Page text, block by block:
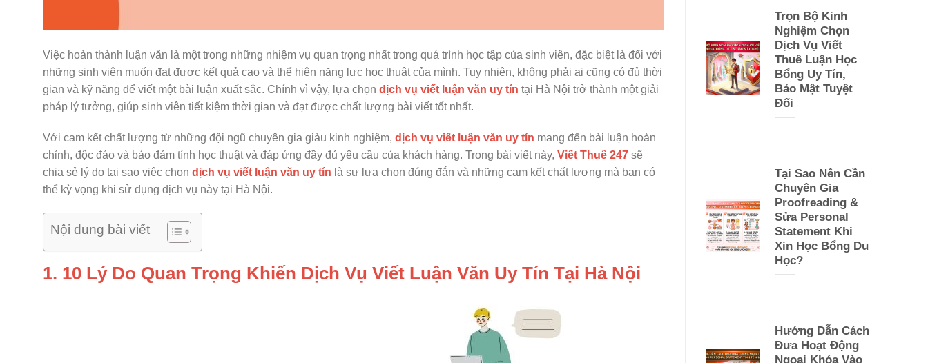
Việc hoàn thành luận văn là một trong những nhiệm vụ quan trọng nhất trong quá trình học tập của sinh viên, đặc biệt là đối với
những sinh viên muốn đạt được kết quả cao và thể hiện năng lực học thuật của mình. Tuy nhiên, không phải ai cũng có đủ thời
gian và kỹ năng để viết một bài luận xuất sắc. Chính vì vậy, lựa chọn dịch vụ viết luận văn uy tín tại Hà Nội trở thành một giải
pháp lý tưởng, giúp sinh viên tiết kiệm thời gian và đạt được chất lượng bài viết tốt nhất.
Với cam kết chất lượng từ những đội ngũ chuyên gia giàu kinh nghiệm, dịch vụ viết luận văn uy tín mang đến bài luận hoàn
chỉnh, độc đáo và bảo đảm tính học thuật và đáp ứng đầy đủ yêu cầu của khách hàng. Trong bài viết này, Viết Thuê 247 sẽ
chia sẻ lý do tại sao việc chọn dịch vụ viết luận văn uy tín là sự lựa chọn đúng đắn và những cam kết chất lượng mà bạn có
thể kỳ vọng khi sử dụng dịch vụ này tại Hà Nội.
Nội dung bài viết
1. 10 Lý Do Quan Trọng Khiến Dịch Vụ Viết Luận Văn Uy Tín Tại Hà Nội
Trọn Bộ Kinh
Nghiệm Chọn
Dịch Vụ Viết
Thuê Luận Học
Bổng Uy Tín,
Bảo Mật Tuyệt
Đối
Tại Sao Nên Cần
Chuyên Gia
Proofreading &
Sửa Personal
Statement Khi
Xin Học Bổng Du
Học?
Hướng Dẫn Cách
Đưa Hoạt Động
Ngoại Khóa Vào